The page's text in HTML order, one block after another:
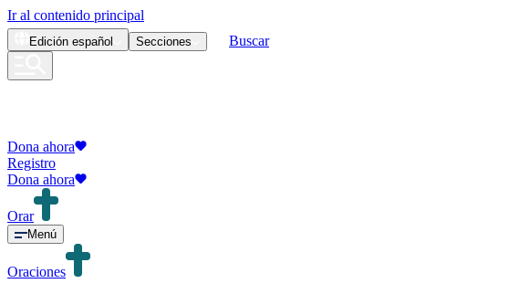
Ir al contenido principal
Edición español Secciones Buscar
Dona ahora
Registro
Dona ahora
Orar
Menú
Oraciones